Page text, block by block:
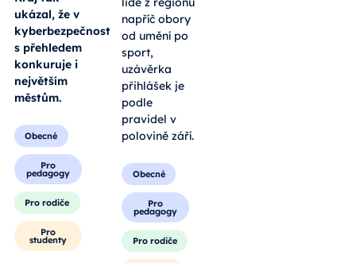
ukázal, že v
kyberbezpečnosti
s přehledem
konkuruje i
největším
městům.
Obecné
Pro
pedagogy
Pro rodiče
Pro
studenty
napříč obory
od umění po
sport,
uzávěrka
přihlášek je
podle
pravidel v
polovině září.
Obecné
Pro
pedagogy
Pro rodiče